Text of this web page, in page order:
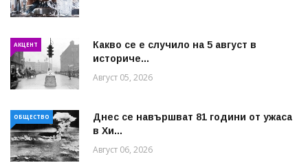
АКЦЕНТ
Какво се е случило на 5 август в
историче...
Август 05, 2026
ОБЩЕСТВО
Днес се навършват 81 години от ужаса
в Хи...
Август 06, 2026